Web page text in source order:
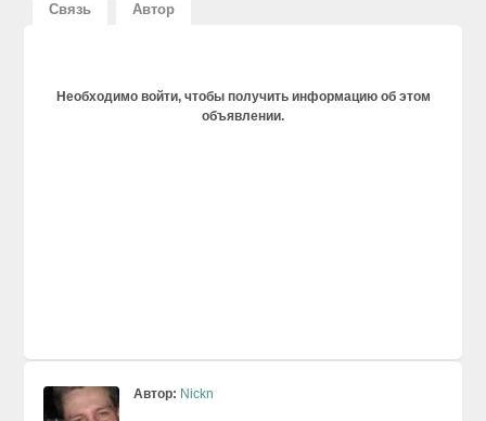
Связь Автор
Необходимо войти, чтобы получить информацию об этом
объявлении.
Автор: Nickn